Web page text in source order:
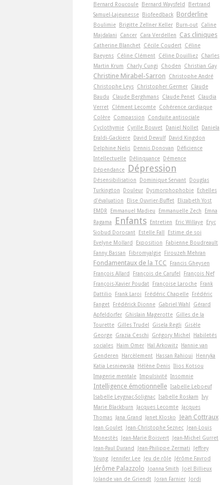
Bernard Roucoule Bernard Waysfeld
Bertrand
Samuel-Lajeunesse Biofeedback Borderline
Boulimie Brigitte Zellner Keller Burn-out Caline
Majdalani
Cancer Cara Verdellen Cas cliniques
Catherine Blanchet Cécile Coudert Céline
Baeyens Céline Clément Céline Douilliez Charles
Martin Krum
Charly Cungi Choden Christian Gay
Christine Mirabel-Sarron
Christophe André
Christophe Leys Christopher Germer Claude
Baudu
Claude Berghmans Claude Penet Claudia
Verret Clément Lecomte Cohérence cardiaque
Colère Compassion
Conduite antisociale
Cyclothymie Cyrille Bouvet Daniel Nollet Daniela
Eraldi-Gackiere David Dewulf David Kingdon
Delphine Nelis Dennis Donovan
Déficience
Intellectuelle Délinquance Démence
Dépendance
Dépression
Désensibilisation Dominique Servant Douglas
Turkington
Douleur Dysmorphophobie Echelles
d'évaluation
Elise Ouvrier-Buffet Elizabeth Yost
EMDR
Emmanuel Madieu Emmanuelle Zech
Emna
Ragama
Enfants Entretien Eric Willaye Eryc
Siobud Dorocant Estelle Fall
Estime de soi
Evelyne Mollard
Exposition
Fabienne Boudreault
Fanny Bassan
Fibromyalgie Firouzeh Mehran
Fondamentaux de la TCC
Francis Gheysen
François Allard
François de Carufel
François Nef
François-Xavier Poudat Françoise Laroche Frank
Dattilio
Frank Laroi Frédéric Chapelle Frédéric
Fanget Frédérick Dionne Gabriel Wahl
Gérard
Apfeldorfer Ghislain Magerotte Gilles de la
Tourette Gilles Trudel Gisela Regli
Gisèle
George Grazia Ceschi Grégory Michel
Habiletés
sociales Haim Omer Hal Arkowitz Hannie van
Genderen
Harcèlement Hassan Rahioui
Henryka
Katia Lesniewska
Hélène Denis Ilios Kotsou
Imagerie mentale Impulsivité Insomnie
Intelligence émotionnelle Isabelle Leboeuf
Isabelle Leygnac-Solignac Isabelle Roskam Ivy
Marie Blackburn
Jacques Lecomte Jacques
Thomas Jana Grand Janet Klosko Jean Cottraux
Jean Goulet Jean-Christophe Seznec Jean-Louis
Monestès Jean-Marie Boisvert Jean-Michel Gurret
Jean-Paul Durand
Jean-Philippe Zermati
Jeffrey
Young Jennifer Lee Jeu de rôle Jérôme Favrod
Jérôme Palazzolo Joanna Smith
Joël Billieux
Jolande van de Griendt Joran Farnier Jordi